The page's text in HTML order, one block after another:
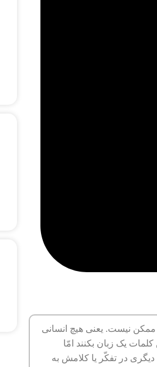
ممکن نیست. یعنی هیچ انسانی
یک زبان بکنند امّا
در تفکّر یا کلامش به